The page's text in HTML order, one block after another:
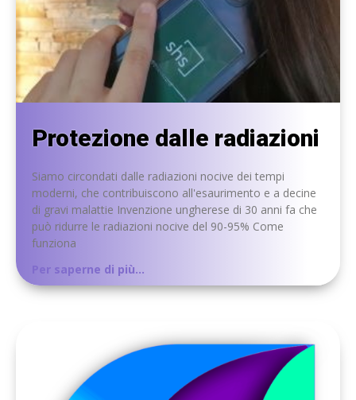
Protezione dalle radiazioni
Siamo circondati dalle radiazioni nocive dei tempi
moderni, che contribuiscono all'esaurimento e a decine
di gravi malattie Invenzione ungherese di 30 anni fa che
può ridurre le radiazioni nocive del 90-95% Come
funziona
Per saperne di più...